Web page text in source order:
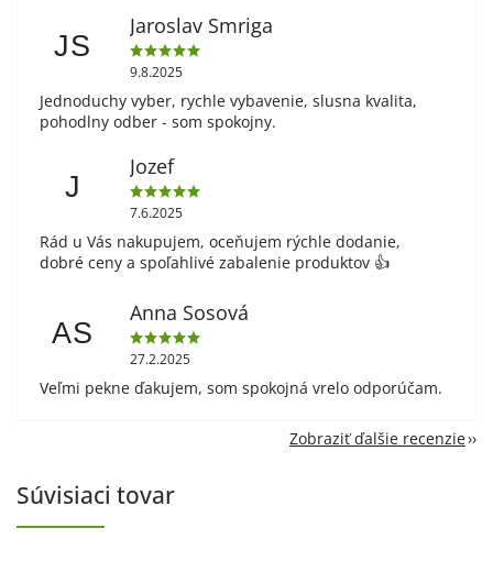
JS
Jaroslav Smriga
9.8.2025
Jednoduchy vyber, rychle vybavenie, slusna kvalita,
pohodlny odber - som spokojny.
J
Jozef
7.6.2025
Rád u Vás nakupujem, oceňujem rýchle dodanie,
dobré ceny a spoľahlivé zabalenie produktov 👍
AS
Anna Sosová
27.2.2025
Veľmi pekne ďakujem, som spokojná vrelo odporúčam.
Zobraziť ďalšie recenzie
Súvisiaci tovar